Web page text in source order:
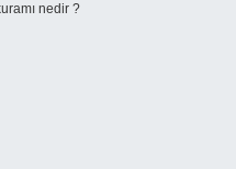
nedir ?